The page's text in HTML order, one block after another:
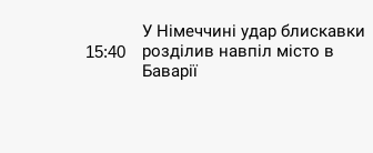
15:40
У Німеччині удар блискавки
розділив навпіл місто в
Баварії